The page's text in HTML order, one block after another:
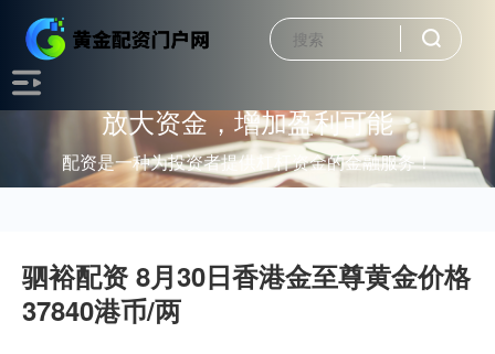
放大资金，增加盈利可能
配资是一种为投资者提供杠杆资金的金融服务！
驷裕配资 8月30日香港金至尊黄金价格
37840港币/两